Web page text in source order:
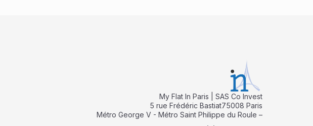
My Flat In Paris | SAS Co Invest
5 rue Frédéric Bastiat75008 Paris
Métro George V - Métro Saint Philippe du Roule –